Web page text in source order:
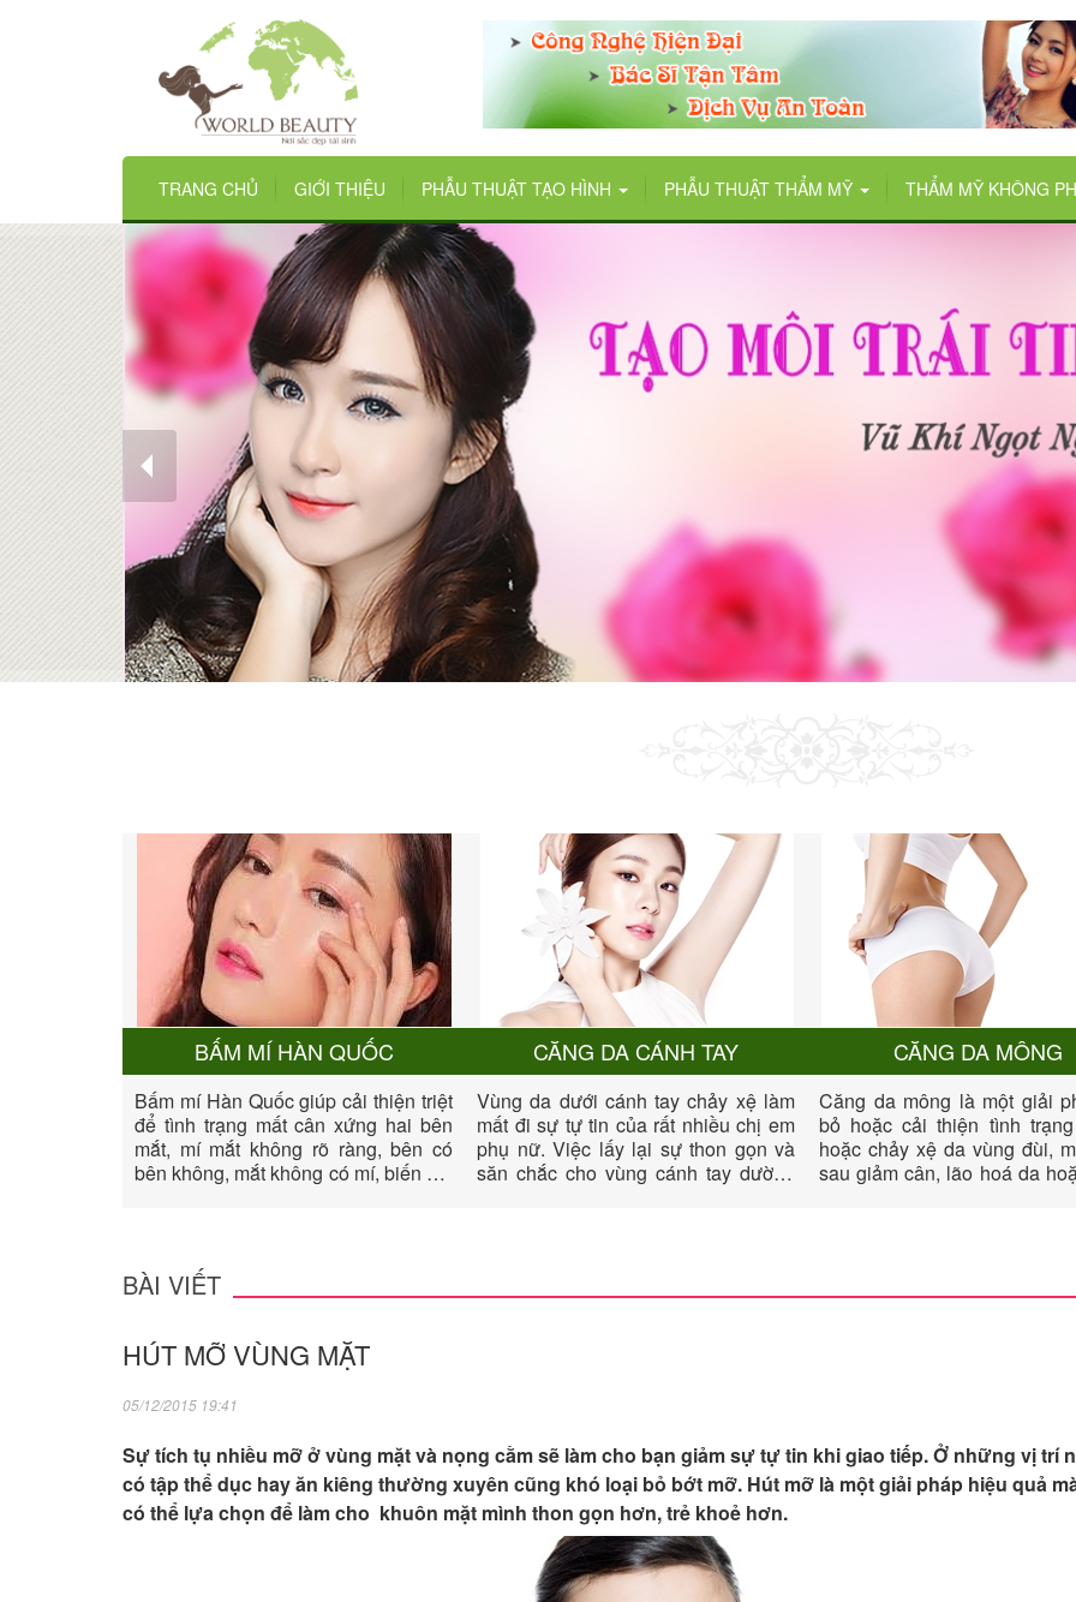
TRANG CHỦ GIỚI THIỆU PHẪU THUẬT TẠO HÌNH PHẪU THUẬT THẨM MỸ THẨM MỸ KHÔNG
BẤM MÍ HÀN QUỐC
Bấm mí Hàn Quốc giúp cải thiện triệt
để tình trạng mất cân xứng hai bên
mắt, mí mắt không rõ ràng, bên có
bên không, mắt không có mí, biến đôi
CĂNG DA CÁNH TAY
Vùng da dưới cánh tay chảy xệ làm
mất đi sự tự tin của rất nhiều chị em
phụ nữ. Việc lấy lại sự thon gọn và
săn chắc cho vùng cánh tay dường
của mình về cánh tay.
CĂNG DA MÔNG
Căng da mông là một giải
bỏ hoặc cải thiện tình
hoặc chảy xệ da vùng đùi,
sau giảm cân, lão hoá da
mông.
BÀI VIẾT
HÚT MỠ VÙNG MẶT
05/12/2015 19:41
Sự tích tụ nhiều mỡ ở vùng mặt và nọng cằm sẽ làm cho bạn giảm sự tự tin khi giao tiếp. Ở những vị trí
có tập thể dục hay ăn kiêng thường xuyên cũng khó loại bỏ bớt mỡ. Hút mỡ là một giải pháp hiệu quả
có thể lựa chọn để làm cho khuôn mặt mình thon gọn hơn, trẻ khoẻ hơn.